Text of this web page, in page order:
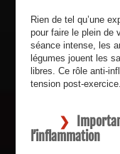
Rien de tel qu’une
pour faire le plein de
séance intense, les
légumes jouent les
libres. Ce rôle anti-
tension post-exercice.
l’inflammation